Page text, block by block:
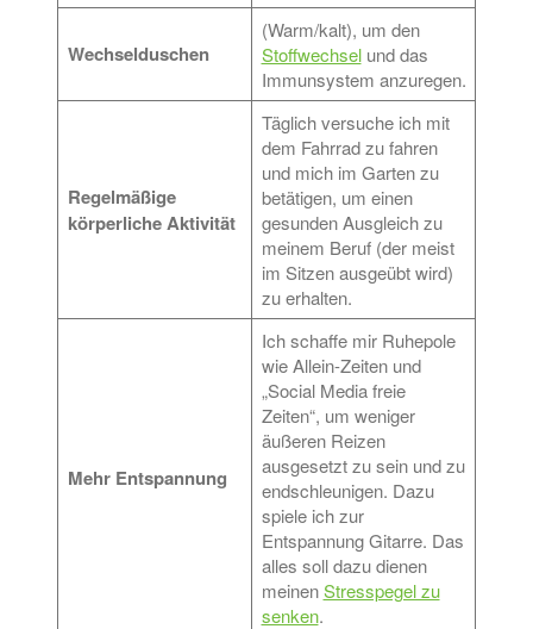
Wechselduschen
(Warm/kalt), um den
Stoffwechselund das
Immunsystem anzuregen.
Regelmäßige
körperliche Aktivität
Täglich versuche ich mit
dem Fahrrad zu fahren
und mich im Garten zu
betätigen, um einen
gesunden Ausgleich zu
meinem Beruf (der meist
im Sitzen ausgeübt wird)
zu erhalten.
Mehr Entspannung
Ich schaffe mir Ruhepole
wie Allein-Zeiten und
„Social Media freie
Zeiten“, um weniger
äußeren Reizen
ausgesetzt zu sein und zu
endschleunigen. Dazu
spiele ich zur
Entspannung Gitarre. Das
alles soll dazu dienen
meinenStresspegel zu
senken.